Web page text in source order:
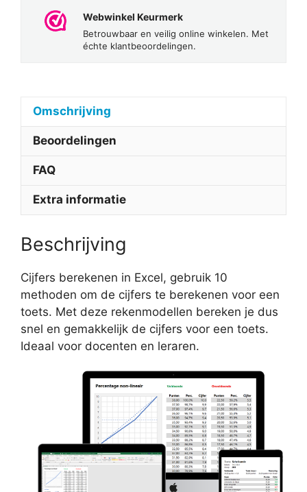
Webwinkel Keurmerk
Betrouwbaar en veilig online winkelen. Met
échte klantbeoordelingen.
Omschrijving
Beoordelingen
FAQ
Extra informatie
Beschrijving
Cijfers berekenen in Excel, gebruik 10
methoden om de cijfers te berekenen voor een
toets. Met deze rekenmodellen bereken je dus
snel en gemakkelijk de cijfers voor een toets.
Ideaal voor docenten en leraren.